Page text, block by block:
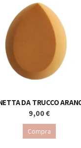
DA TRUCCO
9,00 €
Compra